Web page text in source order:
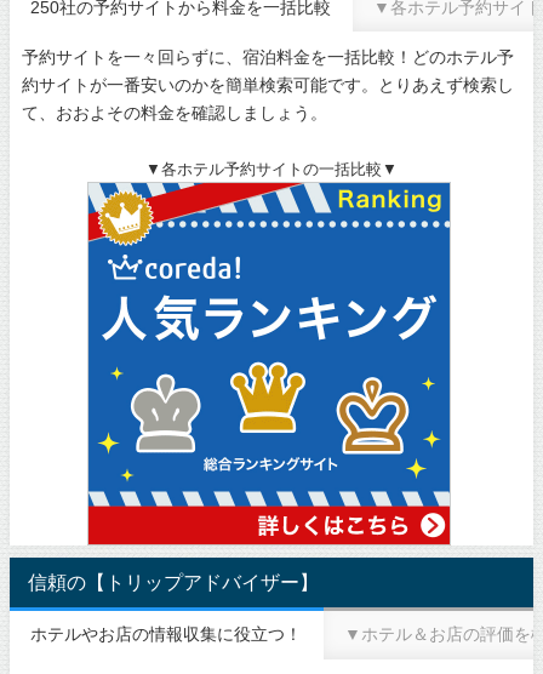
250社の予約サイトから料金を一括比較 ▼各ホテル予約サイ
予約サイトを一々回らずに、宿泊料金を一括比較！どのホテル予
約サイトが一番安いのかを簡単検索可能です。とりあえず検索し
て、おおよその料金を確認しましょう。
▼各ホテル予約サイトの一括比較▼
信頼の【トリップアドバイザー】
ホテルやお店の情報収集に役立つ！ ▼ホテル＆お店の評価を